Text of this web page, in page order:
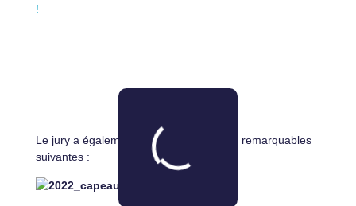
!
Le jury a également distingué les thèses remarquables
suivantes :